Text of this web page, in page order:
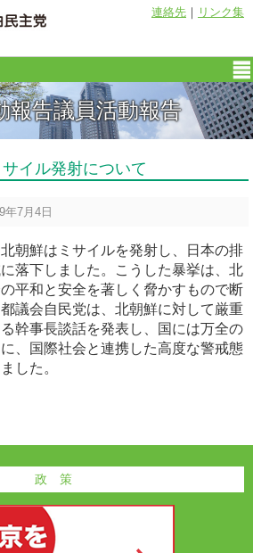
連絡先 ｜ リンク集
報告議員活動報告
イル発射について
年7月4日
朝鮮はミサイルを発射し、日本の排
落下しました。こうした暴挙は、北
平和と安全を著しく脅かすもので断
議会自民党は、北朝鮮に対して厳重
幹事長談話を発表し、国には万全の
、国際社会と連携した高度な警戒態
した。
政 策